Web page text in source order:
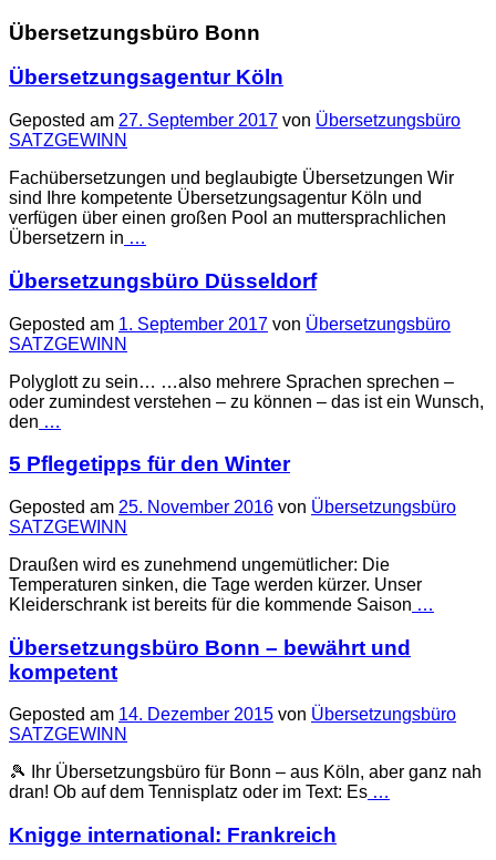
Übersetzungsbüro Bonn
Übersetzungsagentur Köln
Geposted am 27. September 2017 von Übersetzungsbüro
SATZGEWINN
Fachübersetzungen und beglaubigte Übersetzungen Wir
sind Ihre kompetente Übersetzungsagentur Köln und
verfügen über einen großen Pool an muttersprachlichen
Übersetzern in …
Übersetzungsbüro Düsseldorf
Geposted am 1. September 2017 von Übersetzungsbüro
SATZGEWINN
Polyglott zu sein… …also mehrere Sprachen sprechen –
oder zumindest verstehen – zu können – das ist ein Wunsch,
den …
5 Pflegetipps für den Winter
Geposted am 25. November 2016 von Übersetzungsbüro
SATZGEWINN
Draußen wird es zunehmend ungemütlicher: Die
Temperaturen sinken, die Tage werden kürzer. Unser
Kleiderschrank ist bereits für die kommende Saison …
Übersetzungsbüro Bonn – bewährt und
kompetent
Geposted am 14. Dezember 2015 von Übersetzungsbüro
SATZGEWINN
🎾 Ihr Übersetzungsbüro für Bonn – aus Köln, aber ganz nah
dran! Ob auf dem Tennisplatz oder im Text: Es …
Knigge international: Frankreich